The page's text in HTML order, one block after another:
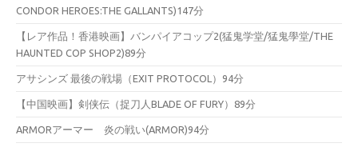
CONDOR HEROES:THE GALLANTS)147分
【レア作品！香港映画】バンパイアコップ2(猛鬼学堂/猛鬼學堂/THE
HAUNTED COP SHOP2)89分
アサシンズ 最後の戦場（EXIT PROTOCOL）94分
【中国映画】剣侠伝（捉刀人BLADE OF FURY）89分
ARMORアーマー 炎の戦い(ARMOR)94分